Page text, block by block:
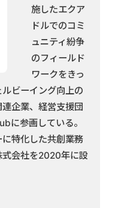
施したエクア
ドルでのコミ
ュニティ紛争
のフィールド
ワークをきっ
ビーイング向上の
企業、経営支援団
に参画している。
特化した共創業務
式会社を2020年に設